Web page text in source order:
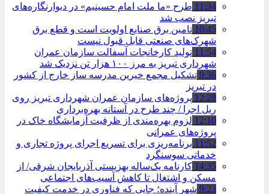
11:34 طرح «ما ملت امام حسینیم» در دیوارنگاره‌های
تبریز نصب شد
10:45 تامین برق صنایع اولویت است و قطع برق
شهرک‌های صنعتی قابل قبول نیست
11:54 تولید کارخانجات آسفالت سازمان عمران
شهرداری تبریز به مرز ۱۰۰ هزار تن نزدیک شد
9:36 تشکیل مجمع خیرین مدرسه ‌ساز خارج از کشور
در تبریز
12:28 پروژه‌های سازمان عمران شهرداری تبریز روی
ریل اجرا / چند طرح در آستانه بهره‌برداری
12:10 لزوم بهره‌مندی از ظرفیت آزمایشگاه خاک در
پروژه‌های عمرانی
11:52 برنامه‌ریزی برای تسریع اجرای پروژه تجاری و
خدماتی سوسنگرد
14:35 کارنامه یک‌ساله بهزیستی آذربایجان شرقی/ از
مسکن و اشتغال تا کاهش آسیب‌های اجتماعی
9:23 شهر آینده؛ جایی که فناوری در خدمت کیفیت